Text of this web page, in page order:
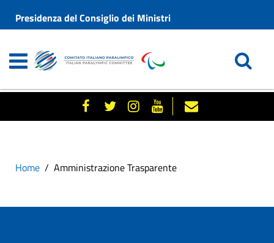
Presidenza del Consiglio dei Ministri
Home Amministrazione Trasparente